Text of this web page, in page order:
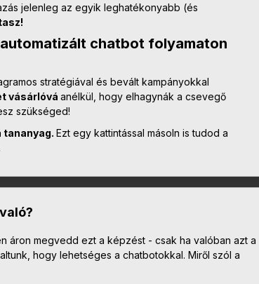
jelenleg az egyik leghatékonyabb (és
chatbot folyamaton
stratégiával és bevált kampányokkal
vásárlóvá anélkül, hogy elhagynák a csevegő
szükséged!
tananyag. Ezt egy kattintással másoln is tudod a
áron megvedd ezt a képzést - csak ha valóban azt a
hogy lehetséges a chatbotokkal. Miről szól a